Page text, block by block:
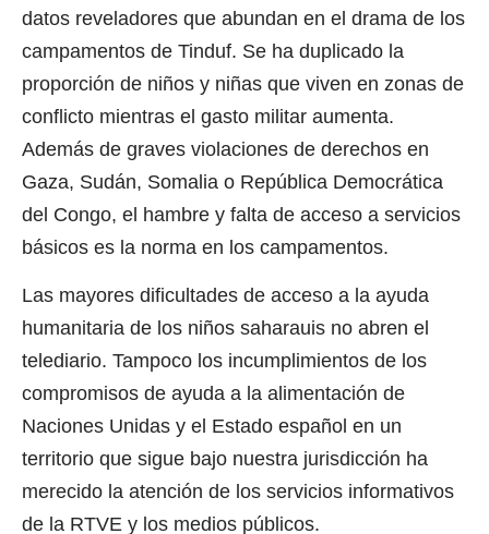
datos reveladores que abundan en el drama de los
campamentos de Tinduf. Se ha duplicado la
proporción de niños y niñas que viven en zonas de
conflicto mientras el gasto militar aumenta.
Además de graves violaciones de derechos en
Gaza, Sudán, Somalia o República Democrática
del Congo, el hambre y falta de acceso a servicios
básicos es la norma en los campamentos.
Las mayores dificultades de acceso a la ayuda
humanitaria de los niños saharauis no abren el
telediario. Tampoco los incumplimientos de los
compromisos de ayuda a la alimentación de
Naciones Unidas y el Estado español en un
territorio que sigue bajo nuestra jurisdicción ha
merecido la atención de los servicios informativos
de la RTVE y los medios públicos.